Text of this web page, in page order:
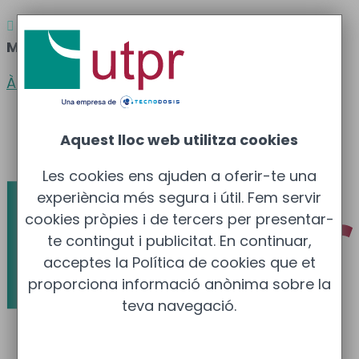
 Atenció al client
Madrid: 910 211 975
Àrea clients
Español
Aquest lloc web utilitza cookies
Les cookies ens ajuden a oferir-te una
experiència més segura i útil. Fem servir
cookies pròpies i de tercers per presentar-
te contingut i publicitat. En continuar,
acceptes la Política de cookies que et
proporciona informació anònima sobre la
teva navegació.